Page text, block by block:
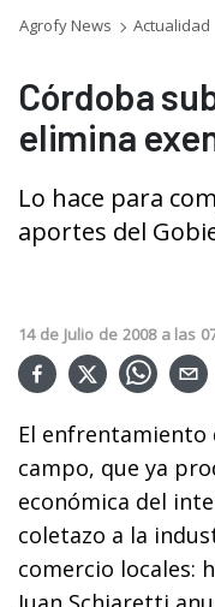
Agrofy News Actualidad
Córdoba
elimina
Lo hace para
aportes del
14 de Julio de 2008 a las
El enfrentamiento
campo, que ya
económica del
coletazo a la
comercio locales: